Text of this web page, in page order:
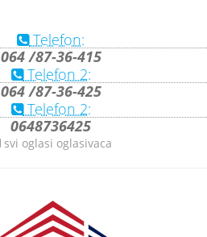
Telefon:
064 /87-36-415
Telefon 2:
064 /87-36-425
Telefon 2:
0648736425
svi oglasi oglasivaca